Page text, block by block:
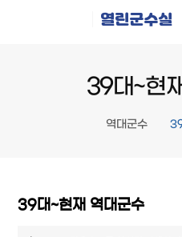
열린군수실
39대~현
역대군수
39대~현재 역대군수